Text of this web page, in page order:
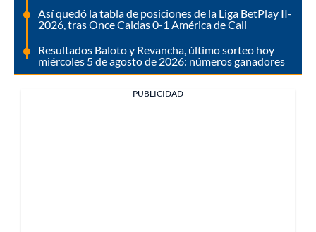
Así quedó la tabla de posiciones de la Liga BetPlay II-
2026, tras Once Caldas 0-1 América de Cali
Resultados Baloto y Revancha, último sorteo hoy
miércoles 5 de agosto de 2026: números ganadores
PUBLICIDAD